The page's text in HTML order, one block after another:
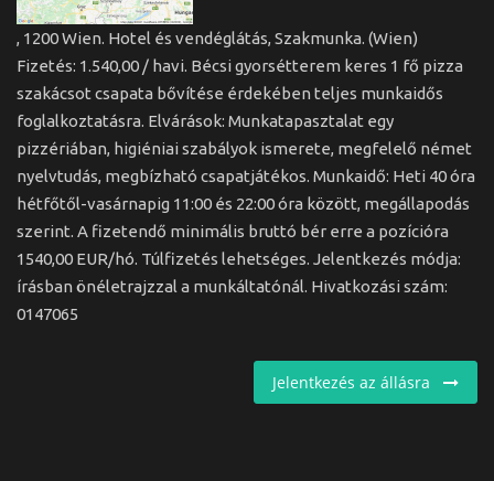
, 1200 Wien. Hotel és vendéglátás, Szakmunka. (Wien)
Fizetés: 1.540,00 / havi. Bécsi gyorsétterem keres 1 fő pizza
szakácsot csapata bővítése érdekében teljes munkaidős
foglalkoztatásra. Elvárások: Munkatapasztalat egy
pizzériában, higiéniai szabályok ismerete, megfelelő német
nyelvtudás, megbízható csapatjátékos. Munkaidő: Heti 40 óra
hétfőtől-vasárnapig 11:00 és 22:00 óra között, megállapodás
szerint. A fizetendő minimális bruttó bér erre a pozícióra
1540,00 EUR/hó. Túlfizetés lehetséges. Jelentkezés módja:
írásban önéletrajzzal a munkáltatónál. Hivatkozási szám:
0147065
Jelentkezés az állásra